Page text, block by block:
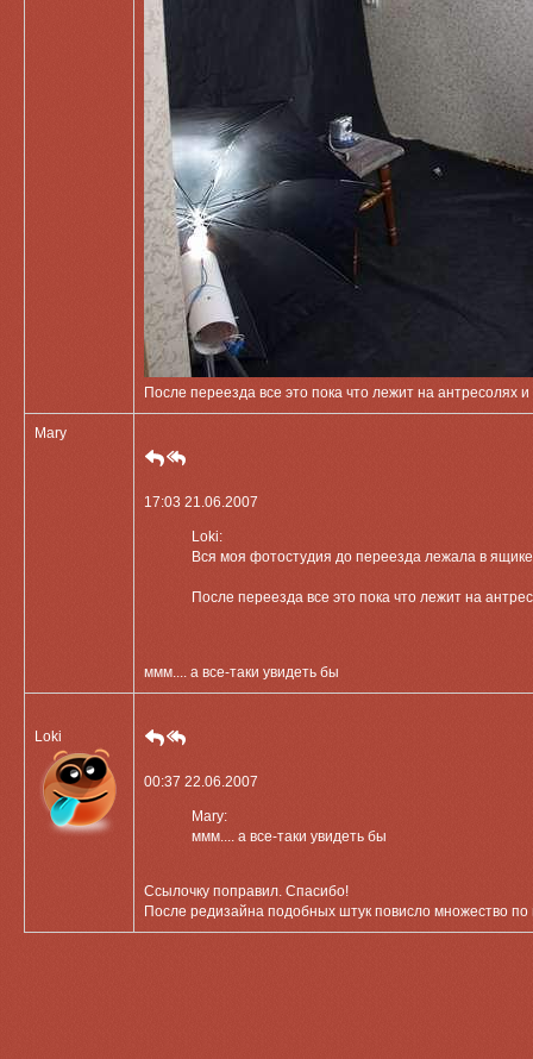
После переезда все это пока что лежит на антресолях
Mary
17:03 21.06.2007
Loki:
Вся моя фотостудия до переезда лежала в
После переезда все это пока что лежит на
ммм.... а все-таки увидеть бы
Loki
00:37 22.06.2007
Mary:
ммм.... а все-таки увидеть бы
Ссылочку поправил. Спасибо!
После редизайна подобных штук повисло множество по